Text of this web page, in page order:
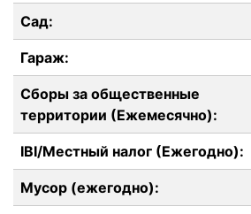
Сад:
Гараж:
Сборы за общественные
территории (Ежемесячно):
IBI/Местный налог (Ежегодно):
Мусор (ежегодно):